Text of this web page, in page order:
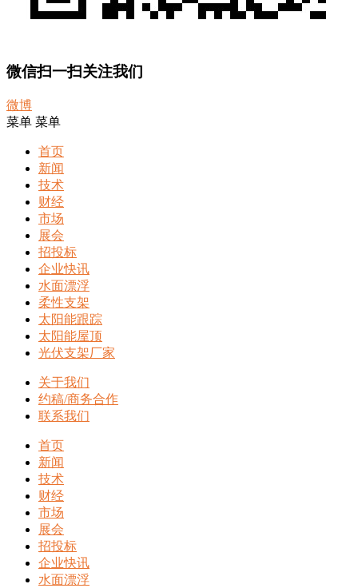
微信扫一扫关注我们
微博
菜单 菜单
首页
新闻
技术
财经
市场
展会
招投标
企业快讯
水面漂浮
柔性支架
太阳能跟踪
太阳能屋顶
光伏支架厂家
关于我们
约稿/商务合作
联系我们
首页
新闻
技术
财经
市场
展会
招投标
企业快讯
水面漂浮